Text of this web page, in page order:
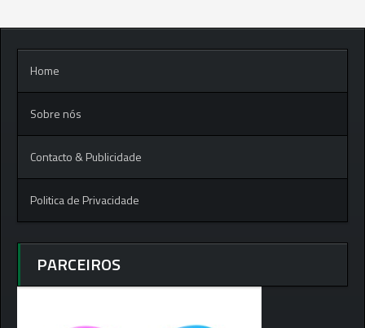
Home
Sobre nós
Contacto & Publicidade
Politica de Privacidade
PARCEIROS